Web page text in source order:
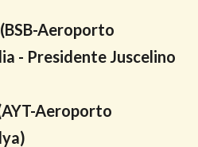
Aeroporto
- Presidente Juscelino
Aeroporto